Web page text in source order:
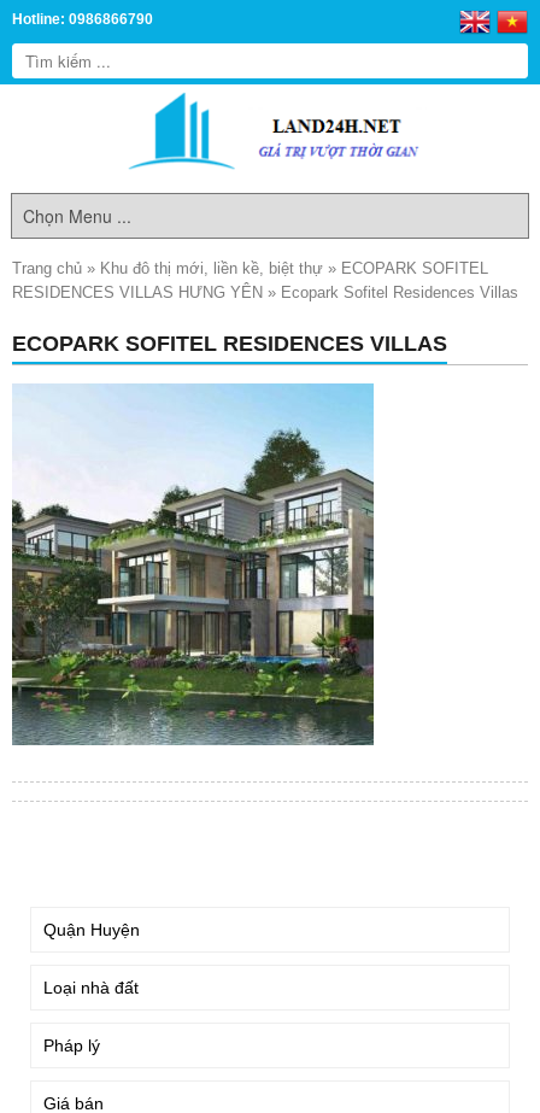
Hotline: 0986866790
Trang chủ » Khu đô thị mới, liền kề, biệt thự » ECOPARK SOFITEL
RESIDENCES VILLAS HƯNG YÊN » Ecopark Sofitel Residences Villas
ECOPARK SOFITEL RESIDENCES VILLAS